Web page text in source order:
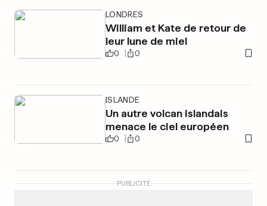
LONDRES
William et Kate de retour de
leur lune de miel
0 0
ISLANDE
Un autre volcan islandais
menace le ciel européen
0 0
PUBLICITÉ